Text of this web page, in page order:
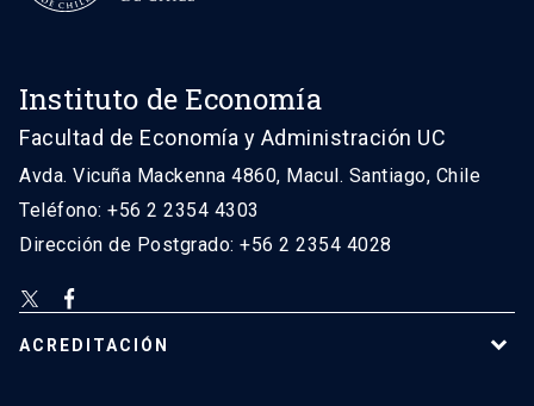
Instituto de Economía
Facultad de Economía y Administración UC
Avda. Vicuña Mackenna 4860, Macul. Santiago, Chile
Teléfono: +56 2 2354 4303
Dirección de Postgrado: +56 2 2354 4028
ACREDITACIÓN